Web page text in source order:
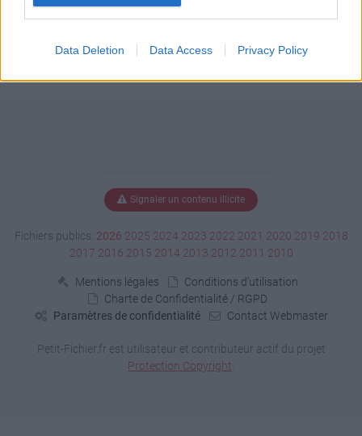
Data Deletion Data Access Privacy Policy
Signaler un contenu illicite
Fichiers publics: 2026 2025 2024 2023 2022 2021 2020 2019 2018
2017 2016 2015 2014 2013 2012 2011 2010
Mentions légales
Conditions d'utilisation
Charte de Confidentialité / RGPD
Paramètres de confidentialité
Contact Webmaster
Petit-Fichier.fr est utilisateur et contributeur actif du projet
Protection Copyright